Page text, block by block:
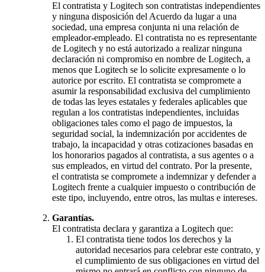
El contratista y Logitech son contratistas independientes
y ninguna disposición del Acuerdo da lugar a una
sociedad, una empresa conjunta ni una relación de
empleador-empleado. El contratista no es representante
de Logitech y no está autorizado a realizar ninguna
declaración ni compromiso en nombre de Logitech, a
menos que Logitech se lo solicite expresamente o lo
autorice por escrito. El contratista se compromete a
asumir la responsabilidad exclusiva del cumplimiento
de todas las leyes estatales y federales aplicables que
regulan a los contratistas independientes, incluidas
obligaciones tales como el pago de impuestos, la
seguridad social, la indemnización por accidentes de
trabajo, la incapacidad y otras cotizaciones basadas en
los honorarios pagados al contratista, a sus agentes o a
sus empleados, en virtud del contrato. Por la presente,
el contratista se compromete a indemnizar y defender a
Logitech frente a cualquier impuesto o contribución de
este tipo, incluyendo, entre otros, las multas e intereses.
Garantías.
El contratista declara y garantiza a Logitech que:
El contratista tiene todos los derechos y la
autoridad necesarios para celebrar este contrato, y
el cumplimiento de sus obligaciones en virtud del